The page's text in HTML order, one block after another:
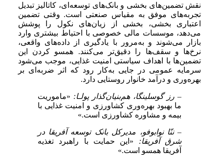
نقش تضمین‌های بخشی و بانک‌های توسعه‌ای، کاتالیز تبدیل
تجربه‌های موفق به مقیاس صنعتی است. وقتی تضمین
اعتباری بخشی، بخشی از زیان‌های نکول را پوشش
می‌دهد، موسسات مالی خصوصی با احتیاط بیشتری وارد
بازار می‌شوند و به‌مرور با یادگیری از داده‌های واقعی،
نرخ‌ها و سقف‌ها را دقیق‌تر می‌کنند. همسو کردن این
تضمین‌ها با اهداف سیاستی امنیت غذایی، موجب می‌شود
سرمایه عمومی در جایی به‌کار رود که اثر ضربه‌ای بر
بهره‌وری و درآمد خانوار روستایی دارد.
– رز گوسلینگا، هم‌بنیان‌گذار پولـا: «ماموریت
ما بهبود بهره‌وری کشاورزی و امنیت غذایی با
بیمه و مشاوره کشاورزی است.»
– ننّا نوا‎بوفو، مدیرکل بانک توسعه آفریقا در
شرق آفریقا: «این حمایت با راهبرد تغذیه
آفریقا همسو است.»